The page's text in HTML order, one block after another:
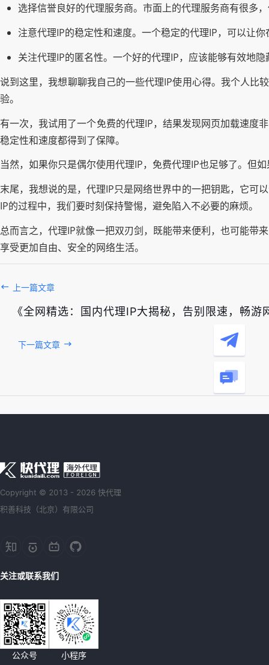
选择信誉良好的代理服务商。市面上的代理服务商有很多
注意代理IP的稳定性和速度。一个稳定的代理IP，可以让
关注代理IP的匿名性。一个好的代理IP，应该能够有效地
说到这里，我想聊聊我自己的一些代理IP使用心得。我个人比
验。
有一次，我试用了一个免费的代理IP，结果发现网页加载速度
稳定性和速度都得到了保障。
当然，如果你只是偶尔使用代理IP，免费代理IP也足够了。但
末尾，我想说的是，代理IP只是网络世界中的一把钥匙，它可
IP的过程中，我们要时刻保持警惕，避免陷入不必要的麻烦。
总而言之，代理IP就像一把双刃剑，既能带来便利，也可能带
享受更加自由、安全的网络生活。
上一篇文章
《全网精选：国内代理IP大揭秘，告别限速，畅游
下一篇文章
Copyright © 2013 - 2026 快代理
积善科技（北京）有限公司
关注或联系我们
公众号 小程序